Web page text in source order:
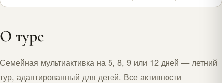
О туре
Семейная мультиактивка на 5, 8, 9 или 12 дней — летний
тур, адаптированный для детей. Все активности